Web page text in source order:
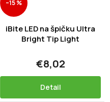
–15 %
iBite LED na špičku Ultra
Bright Tip Light
€8,02
Detail